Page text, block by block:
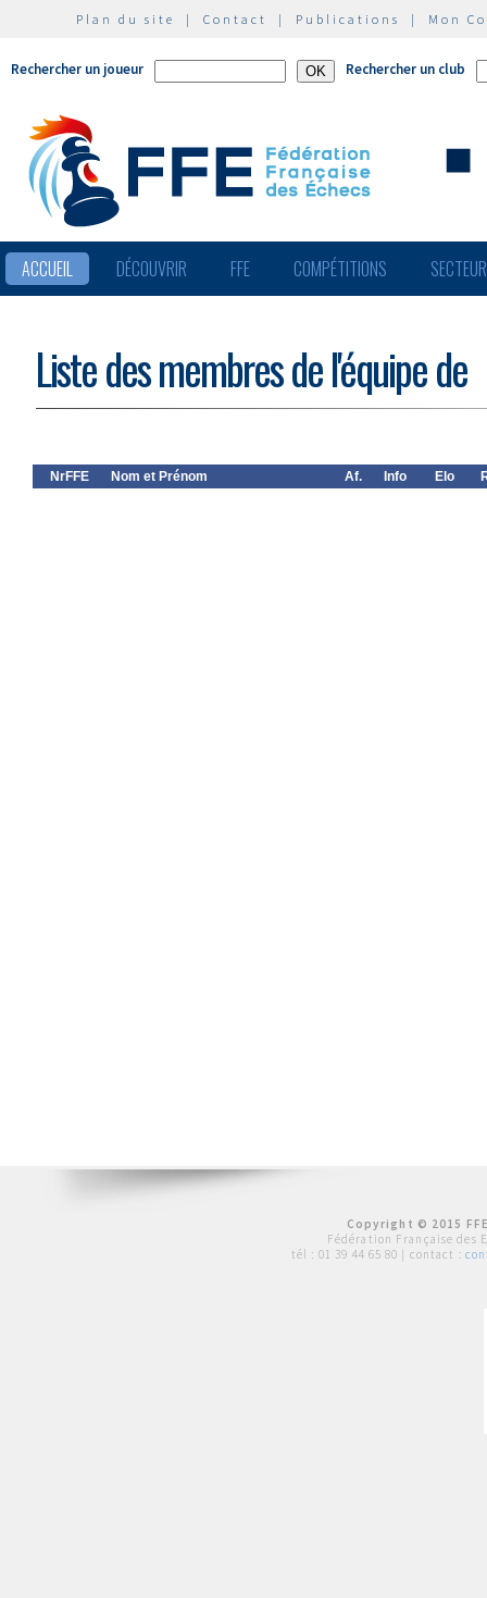
Plan du site | Contact | Publications | Mon
Rechercher un joueur Rechercher un club
ACCUEIL DÉCOUVRIR FFE COMPÉTITIONS
Liste des membres de l'équipe de
NrFFE Nom et Prénom Af. Info Elo
Copyright © 2015
Fédération Française des
tél : 01 39 44 65 80 | contact :